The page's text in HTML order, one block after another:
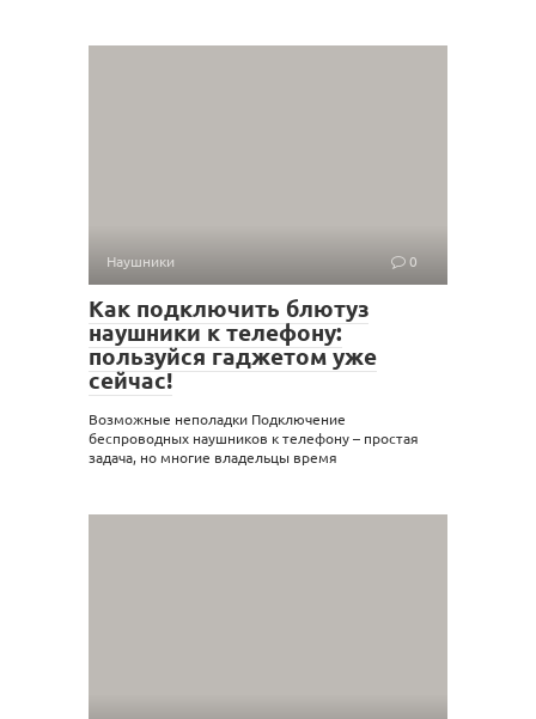
Наушники 0
Как подключить блютуз
наушники к телефону:
пользуйся гаджетом уже
сейчас!
Возможные неполадки Подключение
беспроводных наушников к телефону – простая
задача, но многие владельцы время